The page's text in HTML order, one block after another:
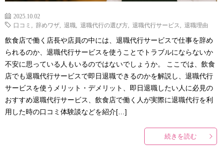
2025.10.02
口コミ
辞めワザ 退職 退職代行の選び方 退職代行サービス 退職理由
飲食店で働く店長や店員の中には、退職代行サービスで仕事を辞め
られるのか、退職代行サービスを使うことでトラブルにならないか
不安に思っている人もいるのではないでしょうか。 ここでは、飲食
店でも退職代行サービスで即日退職できるのかを解説し、退職代行
サービスを使うメリット・デメリット、即日退職したい人に必見の
おすすめ退職代行サービス、飲食店で働く人が実際に退職代行を利
用した時の口コミ体験談などを紹介[…]
続きを読む